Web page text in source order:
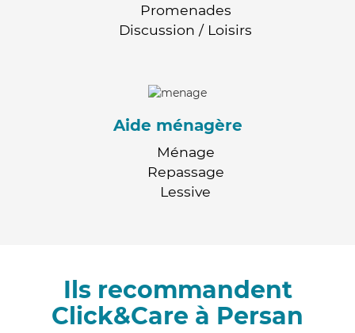
Promenades
Discussion / Loisirs
Aide ménagère
Ménage
Repassage
Lessive
Ils recommandent
Click&Care à Persan